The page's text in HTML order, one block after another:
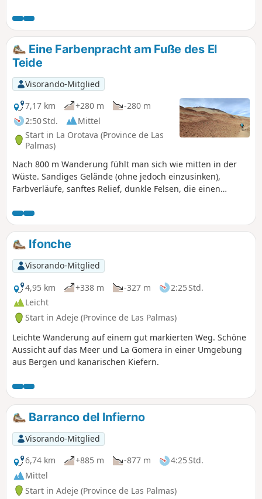
Eine Farbenpracht am Fuße des El
Teide
Visorando-Mitglied
7,17 km
+280 m
-280 m
2:50 Std.
Mittel
Start in La Orotava (Province de Las
Palmas)
Nach 800 m Wanderung fühlt man sich wie mitten in der
Wüste. Sandiges Gelände (ohne jedoch einzusinken),
Farbverläufe, sanftes Relief, dunkle Felsen, die einen
Familienwanderung, wenn man bis zum Punkt (2) und
zurück geht. Ein relativ steiler Aufstieg mit 200 m
Höhenunterschied, wenn man die gesamte Runde
absolviert. Der Teide ganz in der Nähe.
Ifonche
Visorando-Mitglied
4,95 km
+338 m -327 m
2:25 Std.
Leicht
Start in Adeje (Province de Las Palmas)
Leichte Wanderung auf einem gut markierten Weg. Schöne
Aussicht auf das Meer und La Gomera in einer Umgebung
aus Bergen und kanarischen Kiefern.
Barranco del Infierno
Visorando-Mitglied
6,74 km
+885 m -877 m
4:25 Std.
Mittel
Start in Adeje (Province de Las Palmas)